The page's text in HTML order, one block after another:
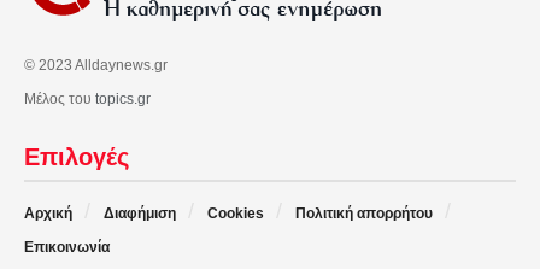
© 2023 Alldaynews.gr
Μέλος του topics.gr
Επιλογές
Αρχική Διαφήμιση Cookies
Πολιτική απορρήτου
Επικοινωνία